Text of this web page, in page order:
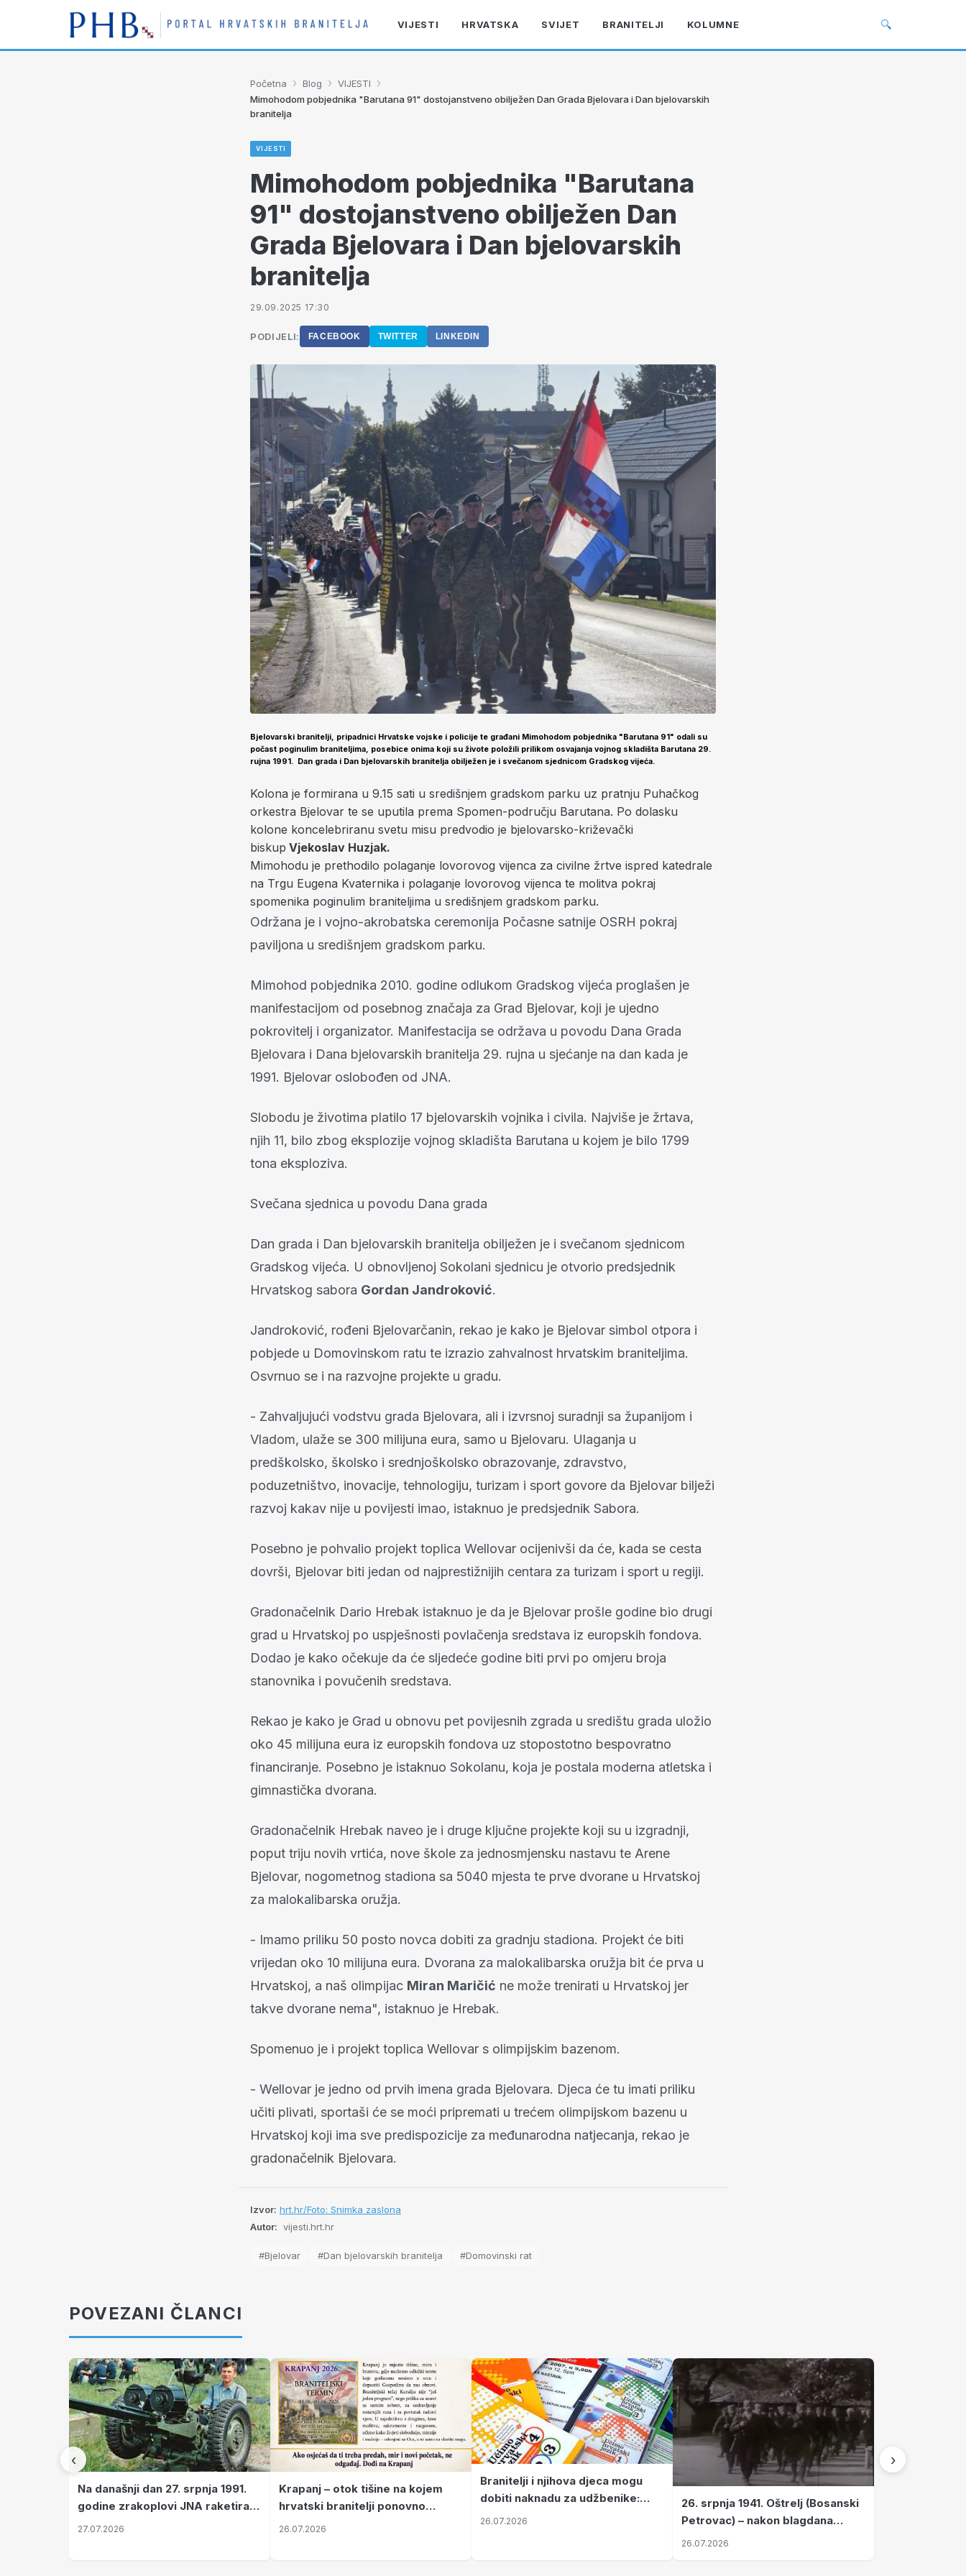
VIJESTI HRVATSKA SVIJET BRANITELJI KOLUMNE 🔍
Početna › Blog › VIJESTI ›
Mimohodom pobjednika "Barutana 91" dostojanstveno obilježen Dan Grada Bjelovara i Dan bjelovarskih
branitelja
VIJESTI
Mimohodom pobjednika "Barutana
91" dostojanstveno obilježen Dan
Grada Bjelovara i Dan bjelovarskih
branitelja
29.09.2025 17:30
PODIJELI: FACEBOOK TWITTER LINKEDIN
Bjelovarski branitelji, pripadnici Hrvatske vojske i policije te građani Mimohodom pobjednika "Barutana 91" odali su
počast poginulim braniteljima, posebice onima koji su živote položili prilikom osvajanja vojnog skladišta Barutana 29.
rujna 1991. Dan grada i Dan bjelovarskih branitelja obilježen je i svečanom sjednicom Gradskog vijeća.
Kolona je formirana u 9.15 sati u središnjem gradskom parku uz pratnju Puhačkog
orkestra Bjelovar te se uputila prema Spomen-području Barutana. Po dolasku
kolone koncelebriranu svetu misu predvodio je bjelovarsko-križevački
biskup Vjekoslav Huzjak.
Mimohodu je prethodilo polaganje lovorovog vijenca za civilne žrtve ispred katedrale
na Trgu Eugena Kvaternika i polaganje lovorovog vijenca te molitva pokraj
spomenika poginulim braniteljima u središnjem gradskom parku.
Održana je i vojno-akrobatska ceremonija Počasne satnije OSRH pokraj
paviljona u središnjem gradskom parku.
Mimohod pobjednika 2010. godine odlukom Gradskog vijeća proglašen je
manifestacijom od posebnog značaja za Grad Bjelovar, koji je ujedno
pokrovitelj i organizator. Manifestacija se održava u povodu Dana Grada
Bjelovara i Dana bjelovarskih branitelja 29. rujna u sjećanje na dan kada je
1991. Bjelovar oslobođen od JNA.
Slobodu je životima platilo 17 bjelovarskih vojnika i civila. Najviše je žrtava,
njih 11, bilo zbog eksplozije vojnog skladišta Barutana u kojem je bilo 1799
tona eksploziva.
Svečana sjednica u povodu Dana grada
Dan grada i Dan bjelovarskih branitelja obilježen je i svečanom sjednicom
Gradskog vijeća. U obnovljenoj Sokolani sjednicu je otvorio predsjednik
Hrvatskog sabora Gordan Jandroković.
Jandroković, rođeni Bjelovarčanin, rekao je kako je Bjelovar simbol otpora i
pobjede u Domovinskom ratu te izrazio zahvalnost hrvatskim braniteljima.
Osvrnuo se i na razvojne projekte u gradu.
- Zahvaljujući vodstvu grada Bjelovara, ali i izvrsnoj suradnji sa županijom i
Vladom, ulaže se 300 milijuna eura, samo u Bjelovaru. Ulaganja u
predškolsko, školsko i srednjoškolsko obrazovanje, zdravstvo,
poduzetništvo, inovacije, tehnologiju, turizam i sport govore da Bjelovar bilježi
razvoj kakav nije u povijesti imao, istaknuo je predsjednik Sabora.
Posebno je pohvalio projekt toplica Wellovar ocijenivši da će, kada se cesta
dovrši, Bjelovar biti jedan od najprestižnijih centara za turizam i sport u regiji.
Gradonačelnik Dario Hrebak istaknuo je da je Bjelovar prošle godine bio drugi
grad u Hrvatskoj po uspješnosti povlačenja sredstava iz europskih fondova.
Dodao je kako očekuje da će sljedeće godine biti prvi po omjeru broja
stanovnika i povučenih sredstava.
Rekao je kako je Grad u obnovu pet povijesnih zgrada u središtu grada uložio
oko 45 milijuna eura iz europskih fondova uz stopostotno bespovratno
financiranje. Posebno je istaknuo Sokolanu, koja je postala moderna atletska i
gimnastička dvorana.
Gradonačelnik Hrebak naveo je i druge ključne projekte koji su u izgradnji,
poput triju novih vrtića, nove škole za jednosmjensku nastavu te Arene
Bjelovar, nogometnog stadiona sa 5040 mjesta te prve dvorane u Hrvatskoj
za malokalibarska oružja.
- Imamo priliku 50 posto novca dobiti za gradnju stadiona. Projekt će biti
vrijedan oko 10 milijuna eura. Dvorana za malokalibarska oružja bit će prva u
Hrvatskoj, a naš olimpijac Miran Maričić ne može trenirati u Hrvatskoj jer
takve dvorane nema", istaknuo je Hrebak.
Spomenuo je i projekt toplica Wellovar s olimpijskim bazenom.
- Wellovar je jedno od prvih imena grada Bjelovara. Djeca će tu imati priliku
učiti plivati, sportaši će se moći pripremati u trećem olimpijskom bazenu u
Hrvatskoj koji ima sve predispozicije za međunarodna natjecanja, rekao je
gradonačelnik Bjelovara.
Izvor: hrt.hr/Foto: Snimka zaslona
Autor: vijesti.hrt.hr
#Bjelovar #Dan bjelovarskih branitelja #Domovinski rat
POVEZANI ČLANCI
‹
Na današnji dan 27. srpnja 1991.
godine zrakoplovi JNA raketirali
su vojarnu i obučni centar "Nikola
27.07.2026
Krapanj – otok tišine na kojem
hrvatski branitelji ponovno
pronalaze mir
26.07.2026
Branitelji i njihova djeca mogu
dobiti naknadu za udžbenike:
zahtjevi se podnose do 31.
26.07.2026
26. srpnja 1941. Oštrelj (Bosanski
Petrovac) – nakon blagdana
Svete Ane izvršen napad srpskih
26.07.2026
›